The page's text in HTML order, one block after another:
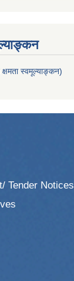
स्वमूल्याङ्कन)
Tender Notices